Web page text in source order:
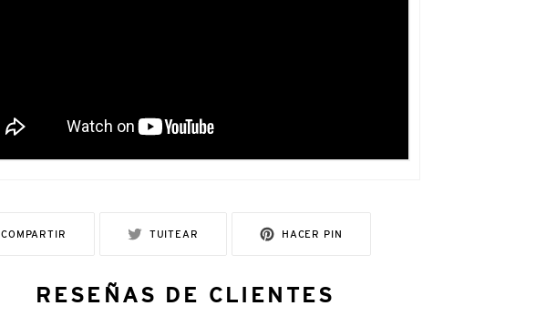
COMPARTIR COMPARTIR
TUITEAR HACER PIN
RESEÑAS DE CLIENTES